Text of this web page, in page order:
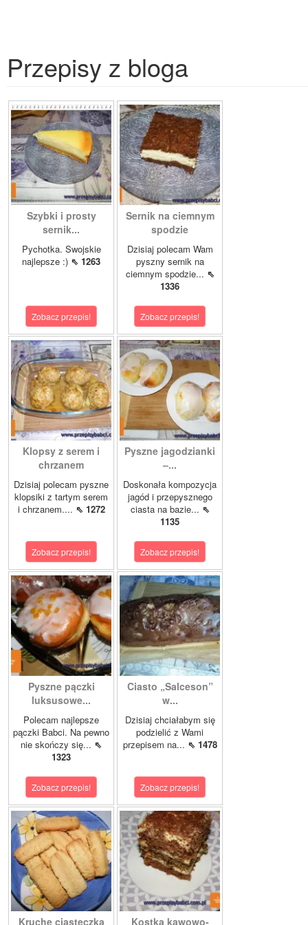
Przepisy z bloga
Szybki i prosty
sernik...
Pychotka. Swojskie
najlepsze :) ⇖ 1263
Zobacz przepis!
Sernik na ciemnym
spodzie
Dzisiaj polecam Wam
pyszny sernik na
ciemnym spodzie... ⇖
1336
Zobacz przepis!
Klopsy z serem i
chrzanem
Dzisiaj polecam pyszne
klopsiki z tartym serem
i chrzanem.... ⇖ 1272
Zobacz przepis!
Pyszne jagodzianki
–...
Doskonała kompozycja
jagód i przepysznego
ciasta na bazie... ⇖
1135
Zobacz przepis!
Pyszne pączki
luksusowe...
Polecam najlepsze
pączki Babci. Na pewno
nie skończy się... ⇖
1323
Zobacz przepis!
Ciasto „Salceson”
w...
Dzisiaj chciałabym się
podzielić z Wami
przepisem na... ⇖ 1478
Zobacz przepis!
Kruche ciasteczka Kostka kawowo-